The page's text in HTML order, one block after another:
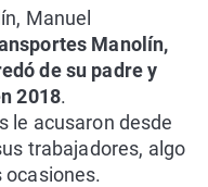
Manuel
Manolín,
de su padre y
2018.
le acusaron desde
trabajadores, algo
ocasiones.